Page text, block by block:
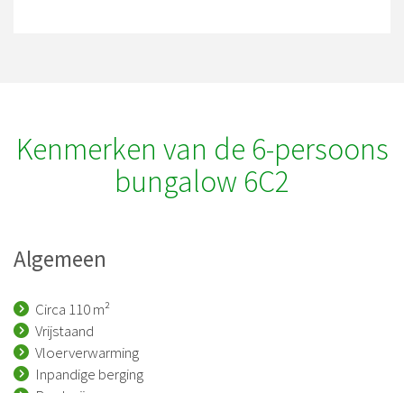
Kenmerken van de 6-persoons
bungalow 6C2
Algemeen
Circa 110 m²
Vrijstaand
Vloerverwarming
Inpandige berging